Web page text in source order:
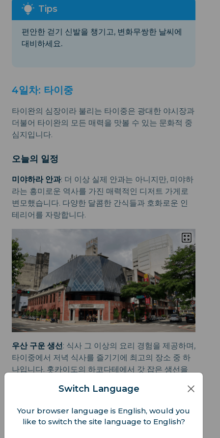
편안한 걷기 신발을 챙기고, 변화무쌍한 날씨에
대비하세요.
4일차: 타이중
타이완의 심장이라 불리는 타이중은 광대한 야시장과
더불어 타이완의 모든 매력을 맛볼 수 있는 문화적 중
심지입니다.
오늘의 일정
미야하라 안과: 더 이상 실제 안과는 아니지만, 미야하
라는 흥미로운 역사를 가진 매력적인 디저트 가게로
변모했습니다. 다양한 달콤한 간식들과 호화로운 인
테리어를 자랑합니다.
우산 구운 생선: 식사 그 이상의 요리 경험을 제공하며,
타이중에서 저녁 식사를 즐기기에 최고의 장소 중 하
나입니다. 홋카이도의 하코다테에서 갓 잡은 생선을
짧은 다리 야루 비스킷: 타이중에서 현지인들이 즐겨
찾던 이 바삭바삭한 달콤한 비스킷은 타이중을 산책
Switch Language
Your browser language is English, would you
like to switch the site language to English?